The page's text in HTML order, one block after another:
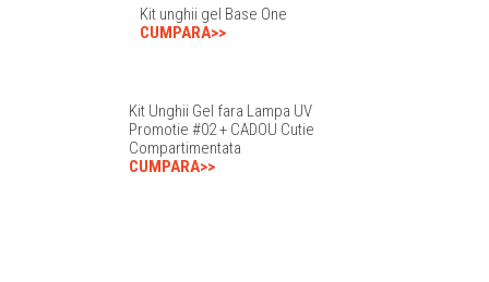
Kit unghii gel Base One
CUMPARA>>
Kit Unghii Gel fara Lampa UV
Promotie #02 + CADOU Cutie
Compartimentata
CUMPARA>>